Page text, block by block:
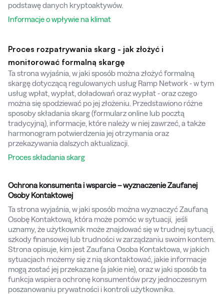
podstawę danych kryptoaktywów.
Informacje o wpływie na klimat
Proces rozpatrywania skarg - jak złożyć i
monitorować formalną skargę
Ta strona wyjaśnia, w jaki sposób można złożyć formalną
skargę dotyczącą regulowanych usług Ramp Network - w tym
usług wpłat, wypłat, doładowań oraz wypłat - oraz czego
można się spodziewać po jej złożeniu. Przedstawiono różne
sposoby składania skarg (formularz online lub pocztą
tradycyjną), informacje, które należy w niej zawrzeć, a także
harmonogram potwierdzenia jej otrzymania oraz
przekazywania dalszych aktualizacji.
Proces składania skarg
Ochrona konsumenta i wsparcie – wyznaczenie Zaufanej
Osoby Kontaktowej
Ta strona wyjaśnia, w jaki sposób można wyznaczyć Zaufaną
Osobę Kontaktową, która może pomóc w sytuacji, jeśli
uznamy, że użytkownik może znajdować się w trudnej sytuacji,
szkody finansowej lub trudności w zarządzaniu swoim kontem.
Strona opisuje, kim jest Zaufana Osoba Kontaktowa, w jakich
sytuacjach możemy się z nią skontaktować, jakie informacje
mogą zostać jej przekazane (a jakie nie), oraz w jaki sposób ta
funkcja wspiera ochronę konsumentów przy jednoczesnym
poszanowaniu prywatności i kontroli użytkownika.